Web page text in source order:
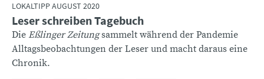
LOKALTIPP AUGUST 2020
Leser schreiben Tagebuch
Die Eßlinger Zeitungsammelt während der Pandemie
Alltagsbeobachtungen der Leser und macht daraus eine
Chronik.